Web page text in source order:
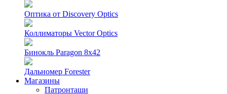
Оптика от Discovery Optics
Коллиматоры Vector Optics
Бинокль Paragon 8х42
Дальномер Forester
Магазины
Патронташи